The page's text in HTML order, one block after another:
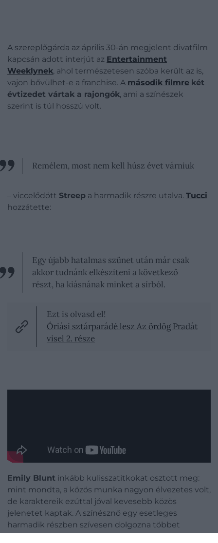
A szereplőgárda az április 30-án megjelent divatfilm
kapcsán adott interjút az Entertainment
Weeklynek, ahol természetesen szóba került az is,
vajon bővülhet-e a franchise. A második filmre két
évtizedet vártak a rajongók, ami a színészek
szerint is túl hosszú volt.
Remélem, most nem kell húsz évet várniuk
– viccelődött Streep a harmadik részre utalva. Tucci
hozzátette:
Egy újabb hatalmas szünet után már csak
akkor tudnánk elkészíteni a következő
részt, ha kiásnának minket a sírból.
Ezt is olvasd el!
Óriási sztárparádé lesz Az ördög Pradát
visel 2. része
Emily Blunt inkább kulisszatitkokat osztott meg:
mint mondta, a közös munka nagyon élvezetes volt,
de karaktereik ezúttal jóval kevesebb közös
jelenetet kaptak. A színésznő egy esetleges
harmadik részben szívesen dolgozna többet
Tuccival, akihez a való életben családi kapcsolat is